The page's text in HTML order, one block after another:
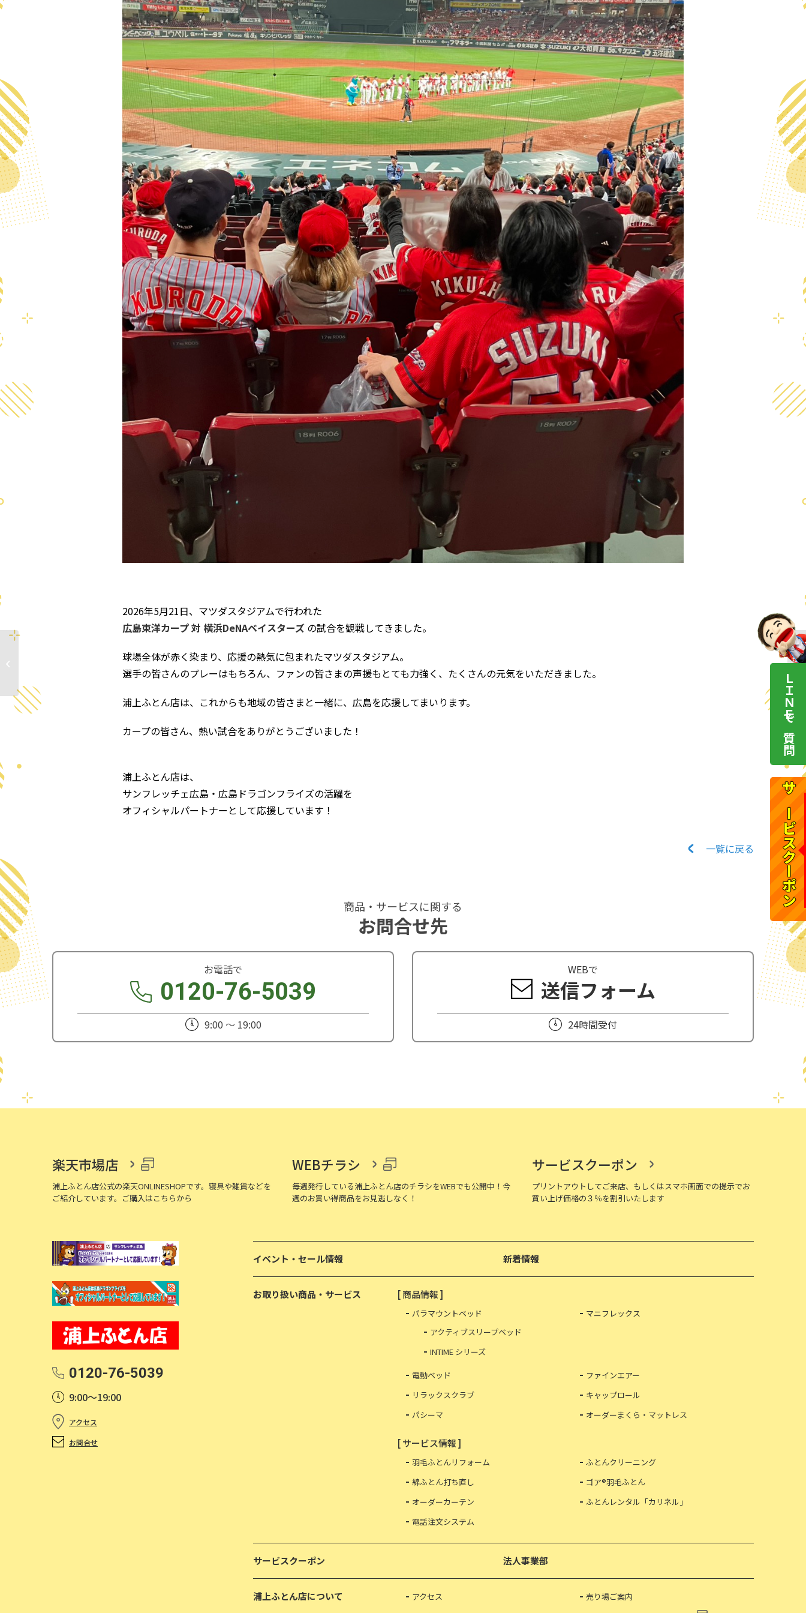
2026年5月21日、マツダスタジアムで行われた
広島東洋カープ 対 横浜DeNAベイスターズ の試合を観戦してきました。
球場全体が赤く染まり、応援の熱気に包まれたマツダスタジアム。
選手の皆さんのプレーはもちろん、ファンの皆さまの声援もとても力強く、たくさんの元気をいただきました。
浦上ふとん店は、これからも地域の皆さまと一緒に、広島を応援してまいります。
カープの皆さん、熱い試合をありがとうございました！
浦上ふとん店は、
サンフレッチェ広島・広島ドラゴンフライズの活躍を
オフィシャルパートナーとして応援しています！
一覧に戻る
商品・サービスに関する
お問合せ先
お電話で
0120-76-5039
9:00 ～ 19:00
WEBで
送信フォーム
24時間受付
ＬＩＮＥで質問
サービスクーポン
楽天市場店
浦上ふとん店公式の楽天ONLINESHOPです。寝具や雑貨などを
ご紹介しています。ご購入はこちらから
WEBチラシ
毎週発行している浦上ふとん店のチラシをWEBでも公開中！今
週のお買い得商品をお見逃しなく！
サービスクーポン
プリントアウトしてご来店、もしくはスマホ画面での提示でお
買い上げ価格の３％を割引いたします
0120-76-5039
9:00～19:00
アクセス
お問合せ
イベント・セール情報 新着情報
お取り扱い商品・サービス [ 商品情報 ]
パラマウントベッド
アクティブスリープベッド
INTIME シリーズ
マニフレックス
電動ベッド
ファインエアー
リラックスクラブ
キャップロール
パシーマ
オーダーまくら・マットレス
[ サービス情報 ]
羽毛ふとんリフォーム
ふとんクリーニング
綿ふとん打ち直し
ゴア®羽毛ふとん
オーダーカーテン
ふとんレンタル「カリネル」
電話注文システム
サービスクーポン 法人事業部
浦上ふとん店について アクセス
売り場ご案内